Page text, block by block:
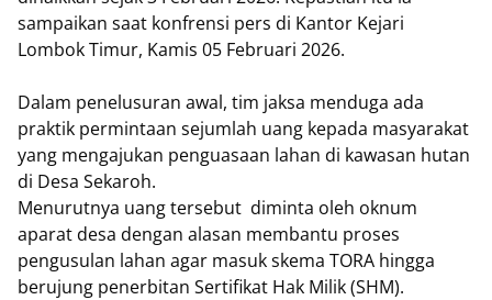
sampaikan saat konfrensi pers di Kantor Kejari
Lombok Timur, Kamis 05 Februari 2026.
Dalam penelusuran awal, tim jaksa menduga ada
praktik permintaan sejumlah uang kepada masyarakat
yang mengajukan penguasaan lahan di kawasan hutan
di Desa Sekaroh.
Menurutnya uang tersebut diminta oleh oknum
aparat desa dengan alasan membantu proses
pengusulan lahan agar masuk skema TORA hingga
berujung penerbitan Sertifikat Hak Milik (SHM).